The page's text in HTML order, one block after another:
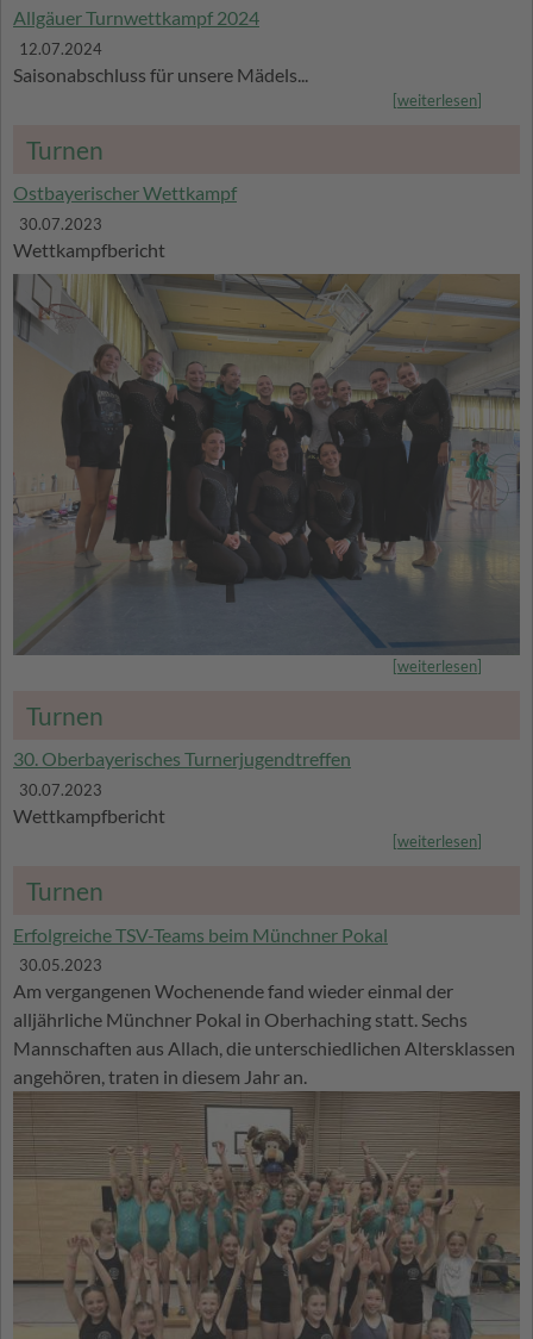
Allgäuer Turnwettkampf 2024
12.07.2024
Saisonabschluss für unsere Mädels...
[weiterlesen]
Turnen
Ostbayerischer Wettkampf
30.07.2023
Wettkampfbericht
[weiterlesen]
Turnen
30. Oberbayerisches Turnerjugendtreffen
30.07.2023
Wettkampfbericht
[weiterlesen]
Turnen
Erfolgreiche TSV-Teams beim Münchner Pokal
30.05.2023
Am vergangenen Wochenende fand wieder einmal der
alljährliche Münchner Pokal in Oberhaching statt. Sechs
Mannschaften aus Allach, die unterschiedlichen Altersklassen
angehören, traten in diesem Jahr an.